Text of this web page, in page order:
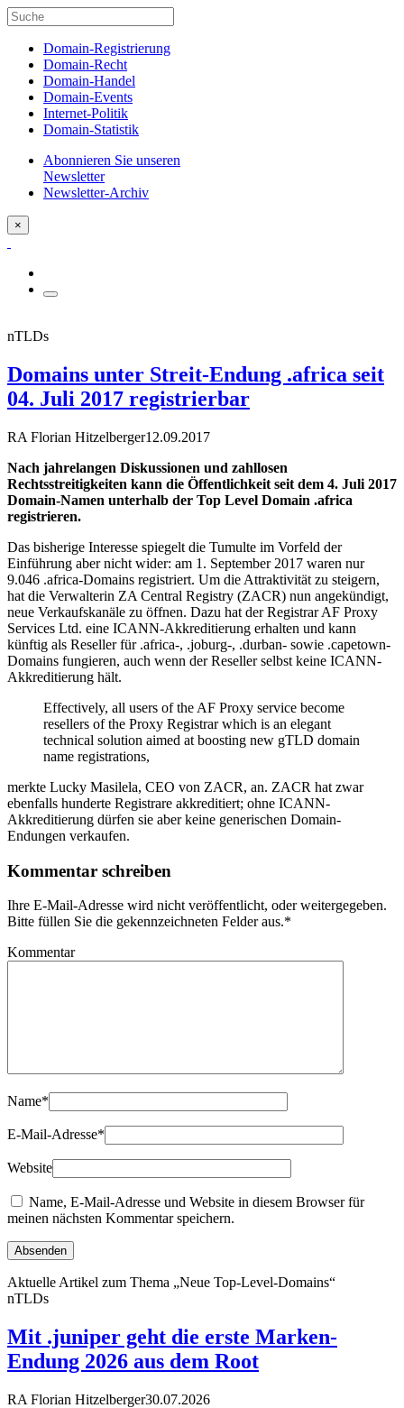
Domain-Registrierung
Domain-Recht
Domain-Handel
Domain-Events
Internet-Politik
Domain-Statistik
Abonnieren Sie unseren
Newsletter
Newsletter-Archiv
×
nTLDs
Domains unter Streit-Endung .africa seit
04. Juli 2017 registrierbar
RA Florian Hitzelberger12.09.2017
Nach jahrelangen Diskussionen und zahllosen
Rechtsstreitigkeiten kann die Öffentlichkeit seit dem 4. Juli 2017
Domain-Namen unterhalb der Top Level Domain .africa
registrieren.
Das bisherige Interesse spiegelt die Tumulte im Vorfeld der
Einführung aber nicht wider: am 1. September 2017 waren nur
9.046 .africa-Domains registriert. Um die Attraktivität zu steigern,
hat die Verwalterin ZA Central Registry (ZACR) nun angekündigt,
neue Verkaufskanäle zu öffnen. Dazu hat der Registrar AF Proxy
Services Ltd. eine ICANN-Akkreditierung erhalten und kann
künftig als Reseller für .africa-, .joburg-, .durban- sowie .capetown-
Domains fungieren, auch wenn der Reseller selbst keine ICANN-
Akkreditierung hält.
Effectively, all users of the AF Proxy service become
resellers of the Proxy Registrar which is an elegant
technical solution aimed at boosting new gTLD domain
name registrations,
merkte Lucky Masilela, CEO von ZACR, an. ZACR hat zwar
ebenfalls hunderte Registrare akkreditiert; ohne ICANN-
Akkreditierung dürfen sie aber keine generischen Domain-
Endungen verkaufen.
Kommentar schreiben
Ihre E-Mail-Adresse wird nicht veröffentlicht, oder weitergegeben.
Bitte füllen Sie die gekennzeichneten Felder aus.*
Kommentar
Name*
E-Mail-Adresse*
Website
Name, E-Mail-Adresse und Website in diesem Browser für
meinen nächsten Kommentar speichern.
Aktuelle Artikel zum Thema „Neue Top-Level-Domains“
nTLDs
Mit .juniper geht die erste Marken-
Endung 2026 aus dem Root
RA Florian Hitzelberger30.07.2026